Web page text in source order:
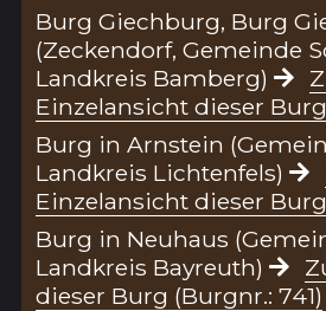
Burg Giechburg, Burg
(Zeckendorf, Gemeinde
Landkreis Bamberg)
Einzelansicht dieser
Burg in Arnstein
Landkreis Lichtenfels)
Einzelansicht dieser Burg
Burg in Neuhaus
Landkreis Bayreuth)
dieser Burg (Burgnr.: 741)